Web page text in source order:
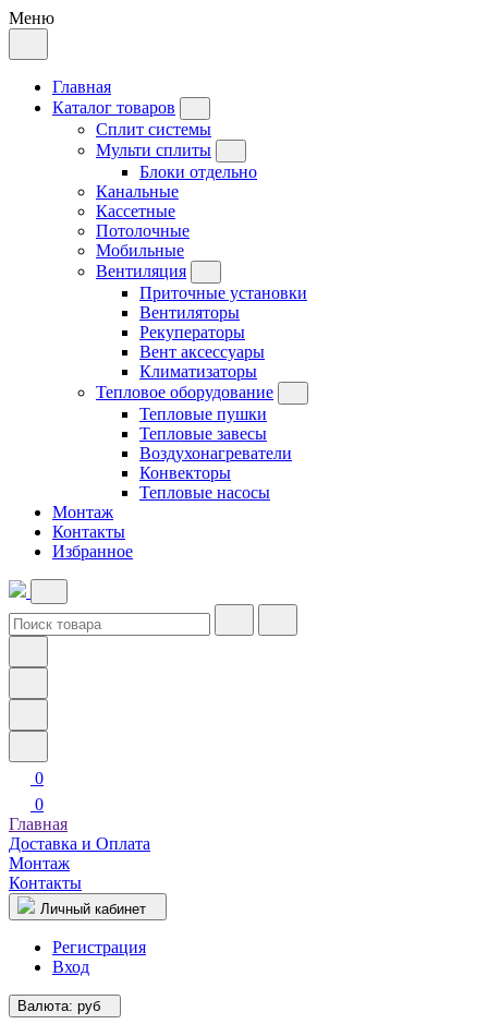
Меню
Главная
Каталог товаров
Сплит системы
Мульти сплиты
Блоки отдельно
Канальные
Кассетные
Потолочные
Мобильные
Вентиляция
Приточные установки
Вентиляторы
Рекуператоры
Вент аксессуары
Климатизаторы
Тепловое оборудование
Тепловые пушки
Тепловые завесы
Воздухонагреватели
Конвекторы
Тепловые насосы
Монтаж
Контакты
Избранное
0
0
Главная
Доставка и Оплата
Монтаж
Контакты
Личный кабинет
Регистрация
Вход
Валюта: руб